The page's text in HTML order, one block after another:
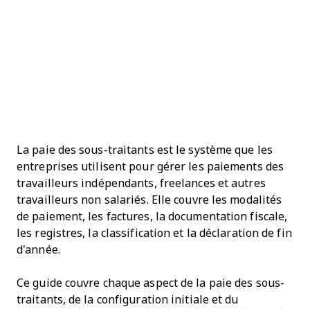
La paie des sous-traitants est le système que les
entreprises utilisent pour gérer les paiements des
travailleurs indépendants, freelances et autres
travailleurs non salariés. Elle couvre les modalités
de paiement, les factures, la documentation fiscale,
les registres, la classification et la déclaration de fin
d'année.
Ce guide couvre chaque aspect de la paie des sous-
traitants, de la configuration initiale et du